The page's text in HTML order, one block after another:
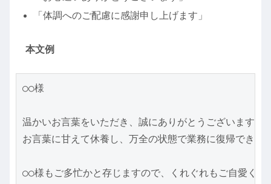
「体調へのご配慮に感謝申し上げます」
本文例
○○様
温かいお言葉をいただき、誠にありがとうございます。
お言葉に甘えて休養し、万全の状態で業務に復帰できる
○○様もご多忙かと存じますので、くれぐれもご自愛くだ